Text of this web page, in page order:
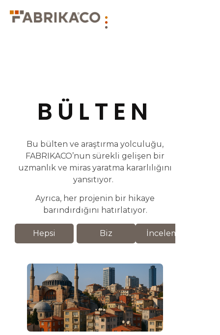
BÜLTEN
Bu bülten ve araştırma yolculuğu,
FABRIKACO’nun sürekli gelişen bir
uzmanlık ve miras yaratma kararlılığını
yansıtıyor.
Ayrıca, her projenin bir hikaye
barındırdığını hatırlatıyor.
Hepsi Biz İnceleme